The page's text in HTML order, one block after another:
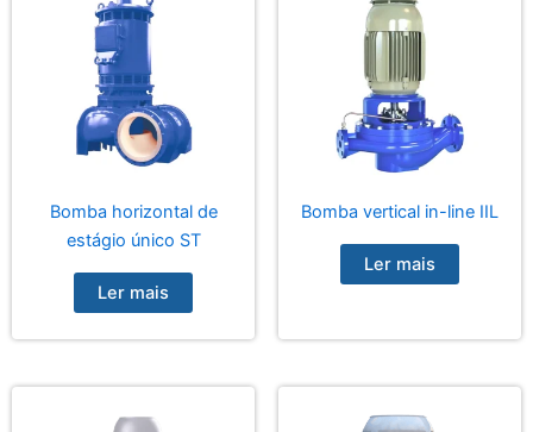
Bomba horizontal de
estágio único ST
Ler mais
Bomba vertical in-line IIL
Ler mais